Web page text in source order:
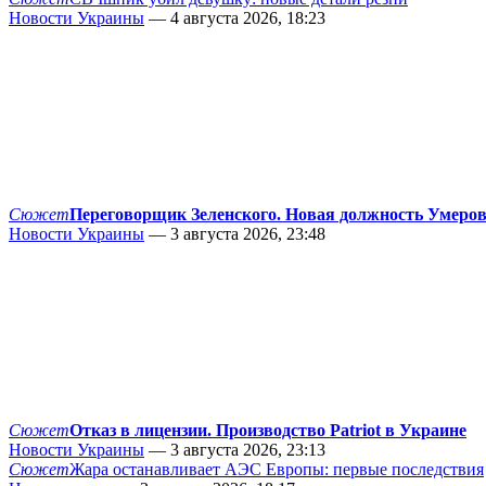
Новости Украины — 4 августа 2026, 18:23
СюжетПереговорщик Зеленского. Новая должность
Новости Украины — 3 августа 2026, 23:48
СюжетОтказ в лицензии. Производство Patriot в Украине
Новости Украины — 3 августа 2026, 23:13
СюжетЖара останавливает АЭС Европы: первые последствия